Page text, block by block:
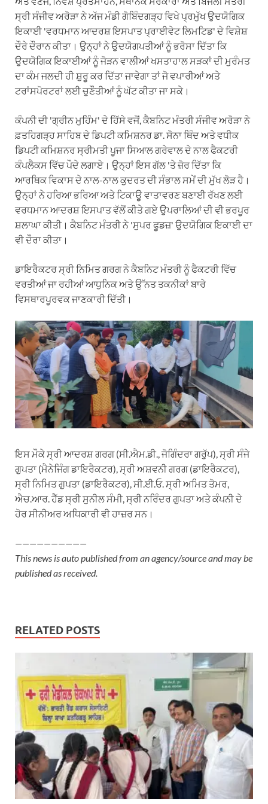
ਸ੍ਰੀ ਸੰਜੀਵ ਅਰੋੜਾ ਨੇ ਅੱਜ ਮੰਡੀ ਗੋਬਿੰਦਗੜ੍ਹ ਵਿਖੇ ਪ੍ਰਮੁੱਖ ਉਦਯੋਗਿਕ
ਇਕਾਈ 'ਵਰਧਮਾਨ ਆਦਰਸ਼ ਇਸਪਾਤ ਪ੍ਰਾਈਵੇਟ ਲਿਮਟਿਡ' ਦੇ ਵਿਸ਼ੇਸ਼
ਦੌਰੇ ਦੌਰਾਨ ਕੀਤਾ। ਉਨ੍ਹਾਂ ਨੇ ਉਦਯੋਗਪਤੀਆਂ ਨੂੰ ਭਰੋਸਾ ਦਿੱਤਾ ਕਿ
ਉਦਯੋਗਿਕ ਇਕਾਈਆਂ ਨੂੰ ਜੋੜਨ ਵਾਲੀਆਂ ਖਸਤਾਹਾਲ ਸੜਕਾਂ ਦੀ ਮੁਰੰਮਤ
ਦਾ ਕੰਮ ਜਲਦੀ ਹੀ ਸ਼ੁਰੂ ਕਰ ਦਿੱਤਾ ਜਾਵੇਗਾ ਤਾਂ ਜੋ ਵਪਾਰੀਆਂ ਅਤੇ
ਟਰਾਂਸਪੋਰਟਰਾਂ ਲਈ ਚੁਣੌਤੀਆਂ ਨੂੰ ਘੱਟ ਕੀਤਾ ਜਾ ਸਕੇ।
ਕੰਪਨੀ ਦੀ 'ਗ੍ਰੀਨ ਮੁਹਿੰਮ' ਦੇ ਹਿੱਸੇ ਵਜੋਂ, ਕੈਬਨਿਟ ਮੰਤਰੀ ਸੰਜੀਵ ਅਰੋੜਾ ਨੇ
ਫ਼ਤਹਿਗੜ੍ਹ ਸਾਹਿਬ ਦੇ ਡਿਪਟੀ ਕਮਿਸ਼ਨਰ ਡਾ. ਸੋਨਾ ਥਿੰਦ ਅਤੇ ਵਧੀਕ
ਡਿਪਟੀ ਕਮਿਸ਼ਨਰ ਸ੍ਰੀਮਤੀ ਪੂਜਾ ਸਿਆਲ ਗਰੇਵਾਲ ਦੇ ਨਾਲ ਫੈਕਟਰੀ
ਕੰਪਲੈਕਸ ਵਿੱਚ ਪੌਦੇ ਲਗਾਏ। ਉਨ੍ਹਾਂ ਇਸ ਗੱਲ 'ਤੇ ਜ਼ੋਰ ਦਿੱਤਾ ਕਿ
ਆਰਥਿਕ ਵਿਕਾਸ ਦੇ ਨਾਲ-ਨਾਲ ਕੁਦਰਤ ਦੀ ਸੰਭਾਲ ਸਮੇਂ ਦੀ ਮੁੱਖ ਲੋੜ ਹੈ।
ਉਨ੍ਹਾਂ ਨੇ ਹਰਿਆ ਭਰਿਆ ਅਤੇ ਟਿਕਾਊ ਵਾਤਾਵਰਣ ਬਣਾਈ ਰੱਖਣ ਲਈ
ਵਰਧਮਾਨ ਆਦਰਸ਼ ਇਸਪਾਤ ਵੱਲੋਂ ਕੀਤੇ ਗਏ ਉਪਰਾਲਿਆਂ ਦੀ ਵੀ ਭਰਪੂਰ
ਸ਼ਲਾਘਾ ਕੀਤੀ। ਕੈਬਨਿਟ ਮੰਤਰੀ ਨੇ 'ਸੁਪਰ ਫੂਡਜ਼' ਉਦਯੋਗਿਕ ਇਕਾਈ ਦਾ
ਵੀ ਦੌਰਾ ਕੀਤਾ।
ਡਾਇਰੈਕਟਰ ਸ੍ਰੀ ਨਿਮਿਤ ਗਰਗ ਨੇ ਕੈਬਨਿਟ ਮੰਤਰੀ ਨੂੰ ਫੈਕਟਰੀ ਵਿੱਚ
ਵਰਤੀਆਂ ਜਾ ਰਹੀਆਂ ਆਧੁਨਿਕ ਅਤੇ ਉੱਨਤ ਤਕਨੀਕਾਂ ਬਾਰੇ
ਵਿਸਥਾਰਪੂਰਵਕ ਜਾਣਕਾਰੀ ਦਿੱਤੀ।
ਇਸ ਮੌਕੇ ਸ੍ਰੀ ਆਦਰਸ਼ ਗਰਗ (ਸੀ.ਐਮ.ਡੀ., ਜੋਗਿੰਦਰਾ ਗਰੁੱਪ), ਸ੍ਰੀ ਸੰਜੇ
ਗੁਪਤਾ (ਮੈਨੇਜਿੰਗ ਡਾਇਰੈਕਟਰ), ਸ੍ਰੀ ਅਸ਼ਵਨੀ ਗਰਗ (ਡਾਇਰੈਕਟਰ),
ਸ੍ਰੀ ਨਿਮਿਤ ਗੁਪਤਾ (ਡਾਇਰੈਕਟਰ), ਸੀ.ਈ.ਓ. ਸ੍ਰੀ ਅਮਿਤ ਤੋਮਰ,
ਐਚ.ਆਰ. ਹੈੱਡ ਸ੍ਰੀ ਸੁਨੀਲ ਸੰਮੀ, ਸ੍ਰੀ ਨਰਿੰਦਰ ਗੁਪਤਾ ਅਤੇ ਕੰਪਨੀ ਦੇ
ਹੋਰ ਸੀਨੀਅਰ ਅਧਿਕਾਰੀ ਵੀ ਹਾਜ਼ਰ ਸਨ।
——————————
This news is auto published from an agency/source and may be
published as received.
RELATED POSTS